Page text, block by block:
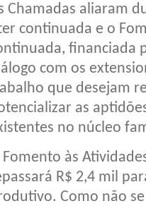
Chamadas aliaram
continuada e o
financiada
com os
que desejam
as
no núcleo
Fomento às
R$ 2,4 mil
Como não